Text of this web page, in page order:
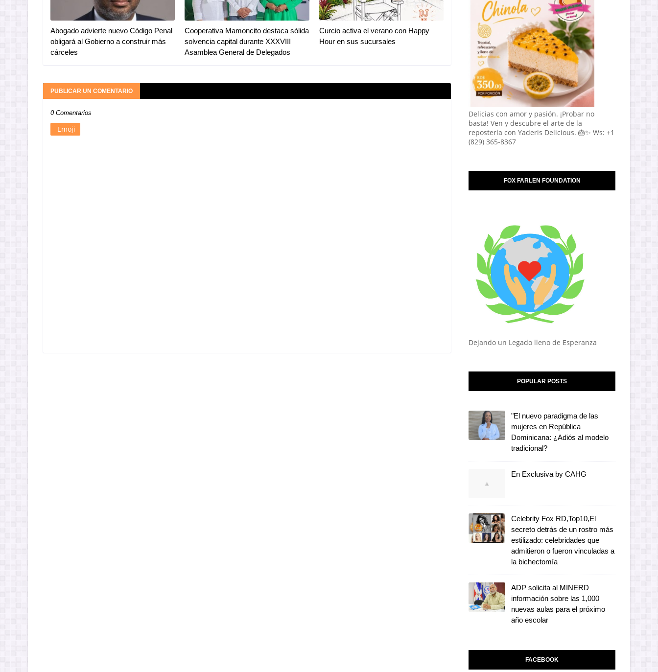
Abogado advierte nuevo Código Penal
obligará al Gobierno a construir más
cárceles
Cooperativa Mamoncito destaca sólida
solvencia capital durante XXXVIII
Asamblea General de Delegados
Curcio activa el verano con Happy
Hour en sus sucursales
PUBLICAR UN COMENTARIO
0 Comentarios
Emoji
Delicias con amor y pasión. ¡Probar no
basta! Ven y descubre el arte de la
repostería con Yaderis Delicious. 🎂✨ Ws: +1
(829) 365-8367
FOX FARLEN FOUNDATION
Dejando un Legado lleno de Esperanza
POPULAR POSTS
"El nuevo paradigma de las
mujeres en República
Dominicana: ¿Adiós al modelo
tradicional?
En Exclusiva by CAHG
Celebrity Fox RD,Top10,El
secreto detrás de un rostro más
estilizado: celebridades que
admitieron o fueron vinculadas a
la bichectomía
ADP solicita al MINERD
información sobre las 1,000
nuevas aulas para el próximo
año escolar
FACEBOOK